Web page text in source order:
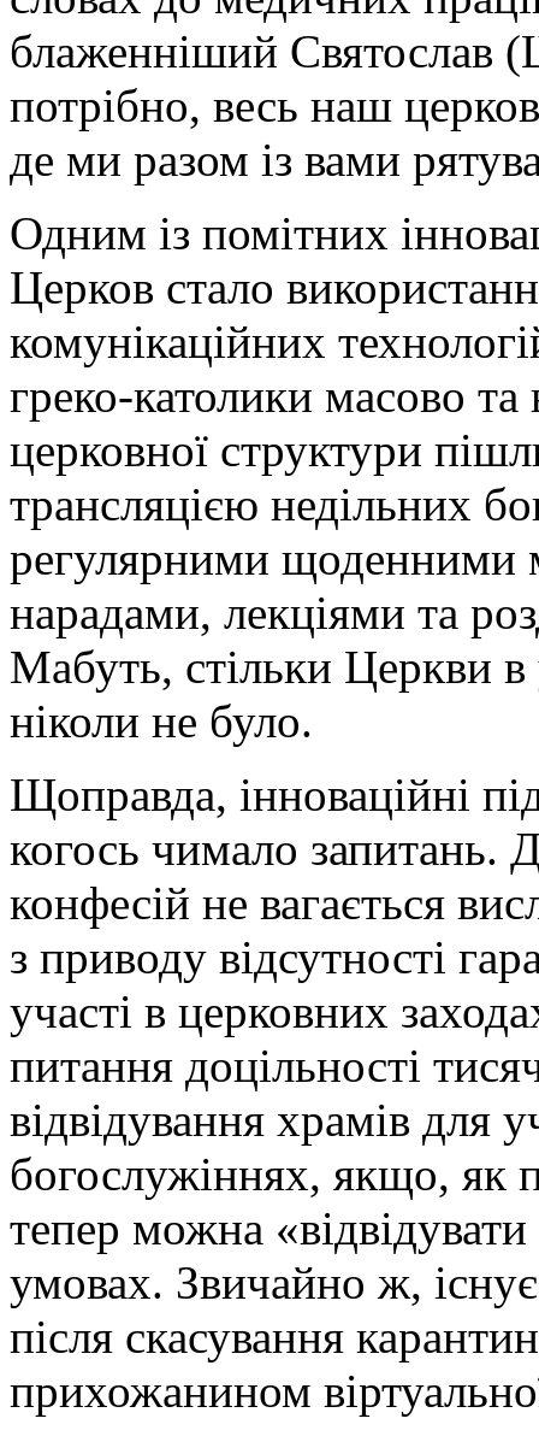
блаженніший Святослав
потрібно, весь наш
де ми разом із вами
Одним із помітних
Церков стало
комунікаційних
греко-католики масово та
церковної структури
трансляцією недільних
регулярними щоденними
нарадами, лекціями та
Мабуть, стільки Церкви в
ніколи не було.
Щоправда, інноваційні
когось чимало запитань.
конфесій не вагається
з приводу відсутності
участі в церковних
питання доцільності
відвідування храмів для
богослужіннях, якщо, як
тепер можна
умовах. Звичайно ж,
після скасування
прихожанином